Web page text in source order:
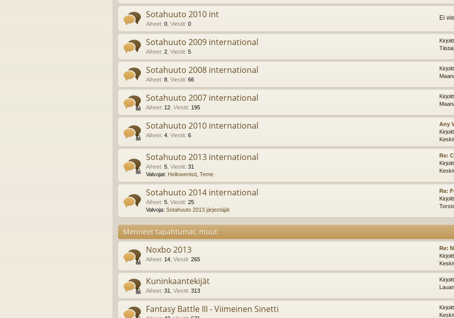
Sotahuuto 2010 int
Aiheet: 0 Viestit: 0
Ei
Sotahuuto 2009 international
Aiheet: 2 Viestit: 5
Sotahuuto 2008 international
Aiheet: 8 Viestit: 66
Sotahuuto 2007 international
Aiheet: 12 Viestit: 195
Sotahuuto 2010 international
Aiheet: 4 Viestit: 6
Any
Sotahuuto 2013 international
Aiheet: 5 Viestit: 31
Valvojat: Hellowenisti Teme
Re:
Sotahuuto 2014 international
Aiheet: 5 Viestit: 25
Valvoja: Sotahuuto 2013 järjestäjät
Re:
Menneet tapahtumat, muut
Noxbo 2013
Aiheet: 14 Viestit: 265
Re:
Kuninkaantekijät
Aiheet: 31 Viestit: 313
Fantasy Battle III - Viimeinen Sinetti